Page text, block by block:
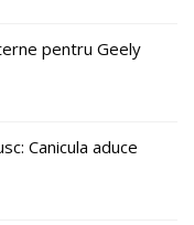
pentru Geely
Canicula aduce